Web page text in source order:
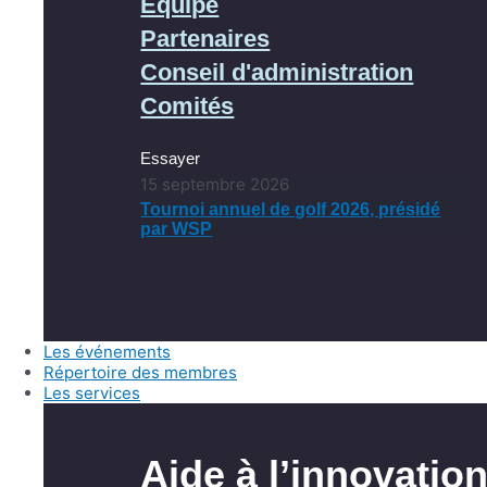
Partenaires
Conseil d'administration
Comités
Essayer
15 septembre 2026
Tournoi annuel de golf 2026, présidé
par WSP
Les événements
Répertoire des membres
Les services
Aide à